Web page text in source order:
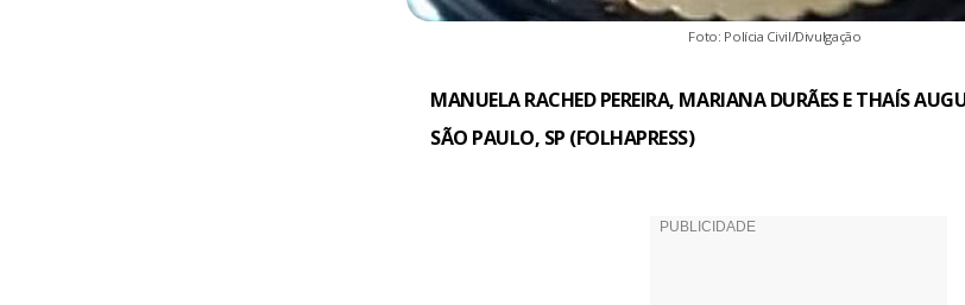
Foto: Polícia Civil/Divulgação
MANUELA RACHED PEREIRA, MARIANA DURÃES E THAÍS
SÃO PAULO, SP (FOLHAPRESS)